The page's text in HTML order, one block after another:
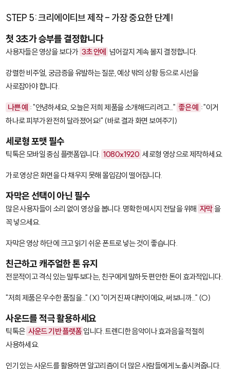
STEP 5: 크리에이티브 제작 - 가장 중요한 단계!
첫 3초가 승부를 결정합니다
사용자들은 영상을 보다가 3초 안에 넘어갈지 계속 볼지 결정합니다.
강렬한 비주얼, 궁금증을 유발하는 질문, 예상 밖의 상황 등으로 시선을
사로잡아야 합니다.
나쁜 예 : "안녕하세요, 오늘은 저희 제품을 소개해드리려고..." 좋은 예 : "이거
하나로 피부가 완전히 달라졌어요!" (바로 결과 화면 보여주기)
세로형 포맷 필수
틱톡은 모바일 중심 플랫폼입니다. 1080x1920 세로형 영상으로 제작하세요.
가로 영상은 화면을 다 채우지 못해 몰입감이 떨어집니다.
자막은 선택이 아닌 필수
많은 사용자들이 소리 없이 영상을 봅니다. 명확한 메시지 전달을 위해 자막 을
꼭 넣으세요.
자막은 영상 하단에 크고 읽기 쉬운 폰트로 넣는 것이 좋습니다.
친근하고 캐주얼한 톤 유지
전문적이고 격식 있는 말투보다는, 친구에게 말하듯 편안한 톤이 효과적입니다.
"저희 제품은 우수한 품질을..." (X) "이거 진짜 대박이에요, 써보니까..." (O)
사운드를 적극 활용하세요
틱톡은 사운드 기반 플랫폼 입니다. 트렌디한 음악이나 효과음을 적절히
사용하세요.
인기 있는 사운드를 활용하면 알고리즘이 더 많은 사람들에게 노출시켜줍니다.